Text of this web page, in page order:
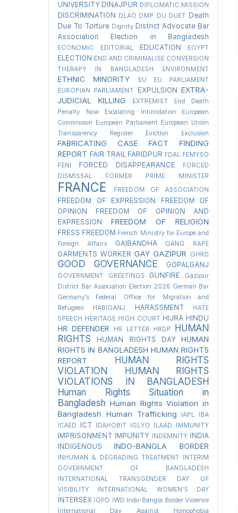
UNIVERSITY DINAJPUR DIPLOMATIC MISSION
DISCRIMINATION DLAO DMP DU DUET Death
Due To Torture Dignity District Advocate Bar
Association Election in Bangladesh
ECONOMIC EDITORIAL EDUCATION EGYPT
ELECTION END AND CRIMINALISE CONVERSION
THERAPY IN BANGLADESH
ENVIRONMENT
ETHNIC MINORITY EU
EU PARLIAMENT
EUROPIAN PARLIAMENT
EXPULSION EXTRA-
JUDICIAL KILLING
EXTREMIST
End Death
Penalty Now
Escalating Intimidation
European
Commission European Parliament European Union
Transparency Register
Eviction Exclusion
FABRICATING CASE
FACT FINDING
REPORT FAIR TRAIL FARIDPUR FDAL FEMYSO
FENI
FORCED DISAPPEARANCE
FORCED
DISMISSAL
FORMER PRIME MINISTER
FRANCE FREEDOM OF ASSOCIATION
FREEDOM OF EXPRESSION
FREEDOM OF
OPINION
FREEDOM OF OPINION AND
EXPRESSION
FREEDOM OF RELIGION
FRESS FREEDOM French Ministry for Europe and
Foreign Affairs
GAIBANDHA GANG RAPE
GARMENTS WORKER GAY GAZIPUR GHRD
GOOD GOVERNANCE GOPALGANJ
GOVERNMENT GREETINGS GUNFIRE
Gazipur
District Bar Association Election 2026 German Bar
Germany’s Federal Office for Migration and
Refugees
HABIGANJ HARASSMENT
HATE
SPEECH HERITAGE HIGH COURT HIJRA HINDU
HR DEFENDER HR LETTER HRDP
HUMAN
RIGHTS
HUMAN RIGHTS DAY
HUMAN
RIGHTS IN BANGLADESH HUMAN RIGHTS
REPORT
HUMAN RIGHTS
VIOLATION
HUMAN RIGHTS
VIOLATIONS IN BANGLADESH
Human Rights Situation in
Bangladesh Human Rights Violation in
Bangladesh Human Trafficking IAPL
IBA
ICAED
ICT IDAHOBIT IGLYO ILAAD IMMUNITY
IMPRISONMENT IMPUNITY INDEMNITY
INDIA
INDIGENOUS
INDO-BANGLA BORDER
INHUMAN & DEGRADING TREATMENT INTERIM
GOVERNMENT OF BANGLADESH
INTERNATIONAL TRANSGENDER DAY OF
VISIBILITY
INTERNATIONAL WOMEN'S DAY
INTERSEX IOPD IWD Indo-Bangla Border Violence
International Day Against Homophobia